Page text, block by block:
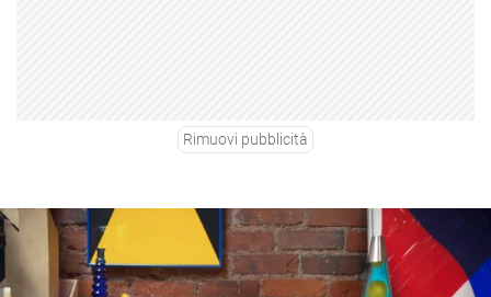
Rimuovi pubblicità